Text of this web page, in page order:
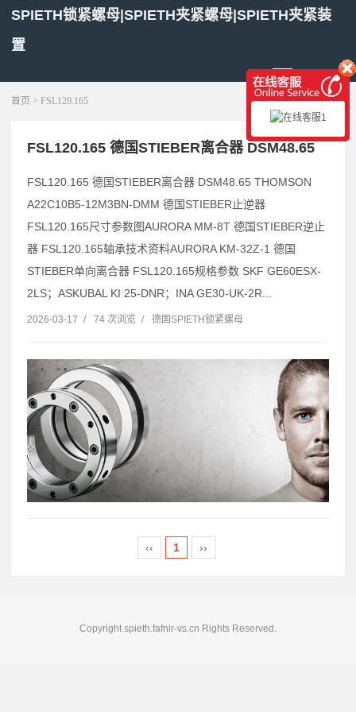
SPIETH锁紧螺母|SPIETH夹紧螺母|SPIETH夹紧装
置
展开菜单
首页 > FSL120.165
FSL120.165 德国STIEBER离合器 DSM48.65
FSL120.165 德国STIEBER离合器 DSM48.65 THOMSON
A22C10B5-12M3BN-DMM 德国STIEBER止逆器
FSL120.165尺寸参数图AURORA MM-8T 德国STIEBER逆止
器 FSL120.165轴承技术资料AURORA KM-32Z-1 德国
STIEBER单向离合器 FSL120.165规格参数 SKF GE60ESX-
2LS；ASKUBAL KI 25-DNR；INA GE30-UK-2R...
2026-03-17 / 74 次浏览 / 德国SPIETH锁紧螺母
‹‹ 1 ››
Copyright spieth.fafnir-vs.cn Rights Reserved.